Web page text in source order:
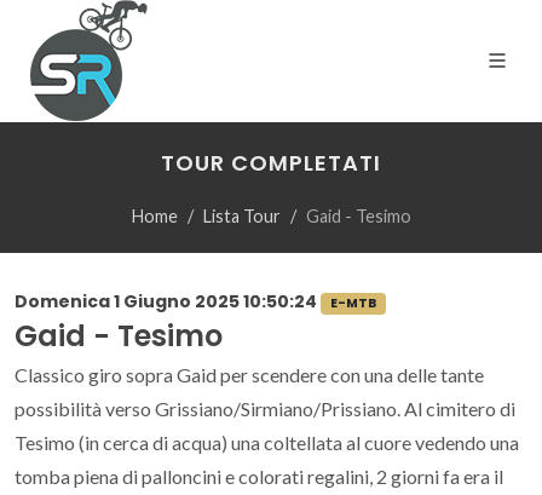
TOUR COMPLETATI
Home Lista Tour Gaid - Tesimo
Domenica 1 Giugno 2025 10:50:24 E-MTB
Gaid - Tesimo
Classico giro sopra Gaid per scendere con una delle tante
possibilità verso Grissiano/Sirmiano/Prissiano. Al cimitero di
Tesimo (in cerca di acqua) una coltellata al cuore vedendo una
tomba piena di palloncini e colorati regalini, 2 giorni fa era il